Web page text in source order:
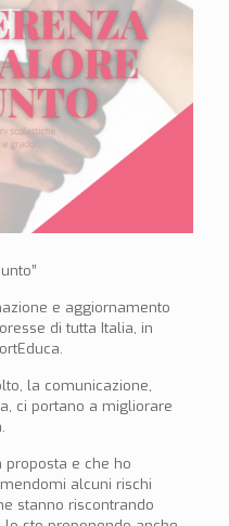
e aggiornamento
di tutta Italia, in
la comunicazione,
ci portano a migliorare
proposta e che ho
alcuni rischi
stanno riscontrando